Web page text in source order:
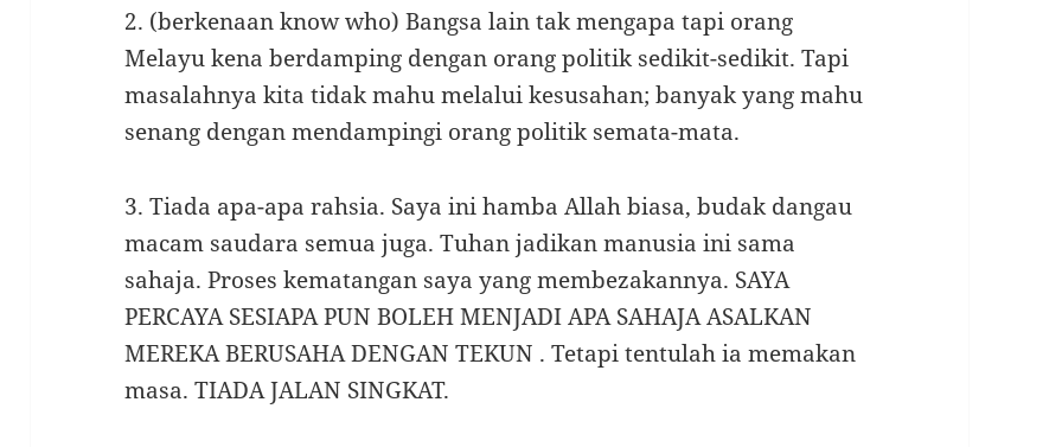
2. (berkenaan know who) Bangsa lain tak mengapa tapi orang
Melayu kena berdamping dengan orang politik sedikit-sedikit. Tapi
masalahnya kita tidak mahu melalui kesusahan; banyak yang mahu
senang dengan mendampingi orang politik semata-mata.
3. Tiada apa-apa rahsia. Saya ini hamba Allah biasa, budak dangau
macam saudara semua juga. Tuhan jadikan manusia ini sama
sahaja. Proses kematangan saya yang membezakannya. SAYA
PERCAYA SESIAPA PUN BOLEH MENJADI APA SAHAJA ASALKAN
MEREKA BERUSAHA DENGAN TEKUN . Tetapi tentulah ia memakan
masa. TIADA JALAN SINGKAT.